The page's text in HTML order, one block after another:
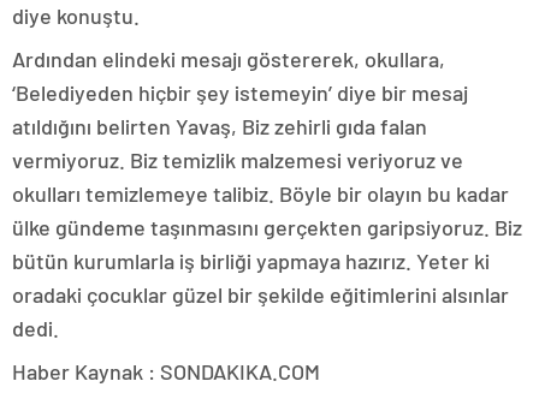
diye konuştu.
Ardından elindeki mesajı göstererek, okullara,
‘Belediyeden hiçbir şey istemeyin’ diye bir mesaj
atıldığını belirten Yavaş, Biz zehirli gıda falan
vermiyoruz. Biz temizlik malzemesi veriyoruz ve
okulları temizlemeye talibiz. Böyle bir olayın bu kadar
ülke gündeme taşınmasını gerçekten garipsiyoruz. Biz
bütün kurumlarla iş birliği yapmaya hazırız. Yeter ki
oradaki çocuklar güzel bir şekilde eğitimlerini alsınlar
dedi.
Haber Kaynak : SONDAKIKA.COM